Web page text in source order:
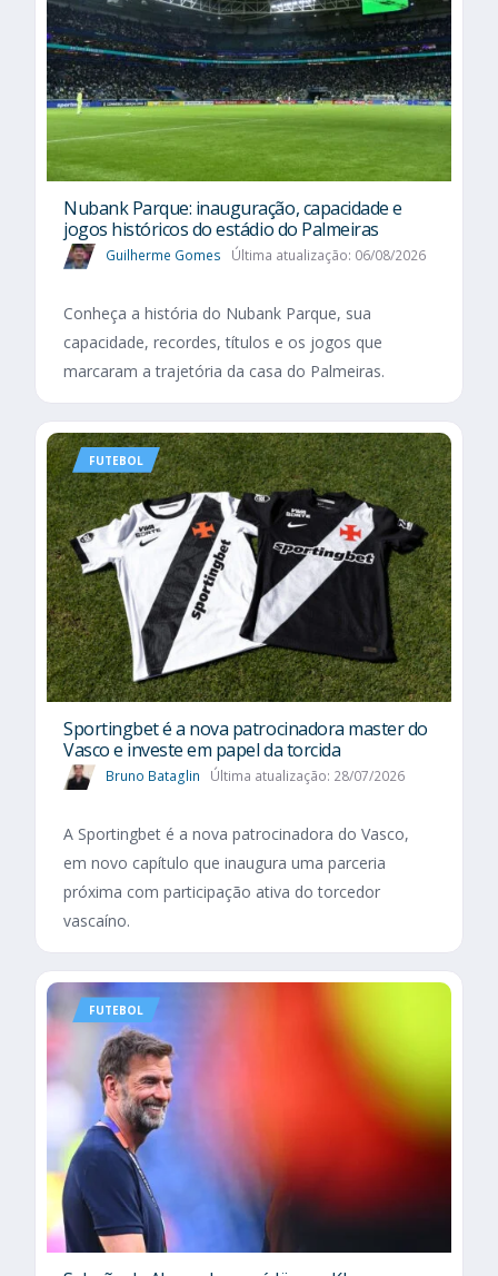
Nubank Parque: inauguração, capacidade e
jogos históricos do estádio do Palmeiras
Guilherme Gomes Última atualização: 06/08/2026
Conheça a história do Nubank Parque, sua
capacidade, recordes, títulos e os jogos que
marcaram a trajetória da casa do Palmeiras.
FUTEBOL
Sportingbet é a nova patrocinadora master do
Vasco e investe em papel da torcida
Bruno Bataglin Última atualização: 28/07/2026
A Sportingbet é a nova patrocinadora do Vasco,
em novo capítulo que inaugura uma parceria
próxima com participação ativa do torcedor
vascaíno.
FUTEBOL